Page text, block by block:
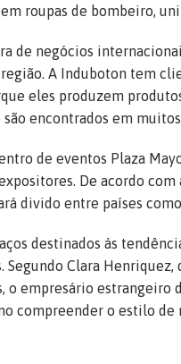
roupas de bombeiro,
de negócios
A Induboton tem
eles produzem
encontrados em
de eventos Plaza
De acordo
divido entre países
destinados às
Segundo Clara
o empresário
compreender o estilo